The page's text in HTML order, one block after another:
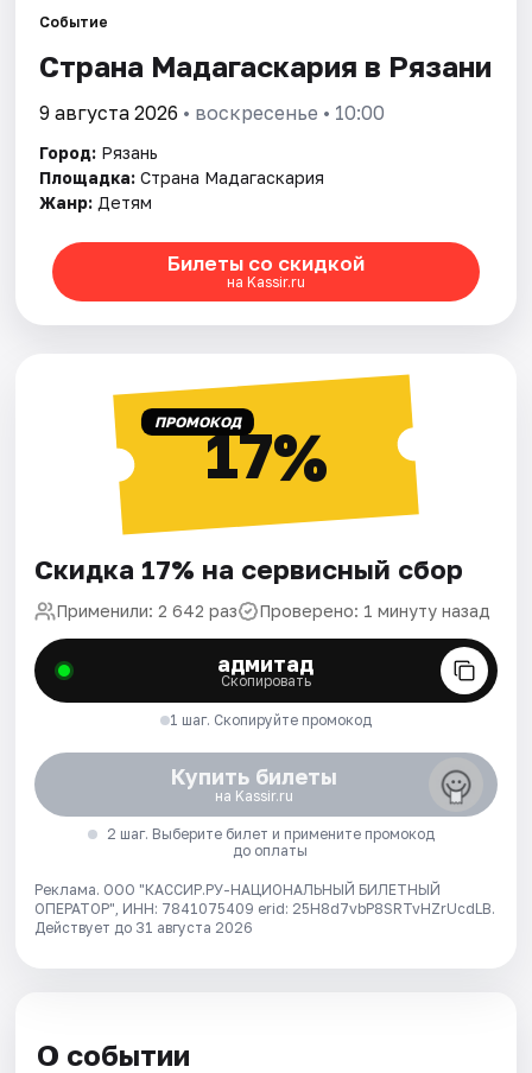
Площадки
Артисты
Рейтинги
Событие
Страна Мадагаскария в Рязани
9 августа 2026 • воскресенье • 10:00
Город: Рязань
Площадка: Страна Мадагаскария
Жанр: Детям
Билеты со скидкой
на Kassir.ru
ПРОМОКОД17%
Скидка 17% на сервисный сбор
Применили: 2 642 раз Проверено: 1 минуту назад
адмитад
Скопировать
1 шаг. Скопируйте промокод
Купить билеты
на Kassir.ru
2 шаг. Выберите билет и примените промокод
до оплаты
Реклама. ООО "КАССИР.РУ-НАЦИОНАЛЬНЫЙ БИЛЕТНЫЙ
ОПЕРАТОР", ИНН: 7841075409 erid: 25H8d7vbP8SRTvHZrUcdLB.
Действует до 31 августа 2026
О событии